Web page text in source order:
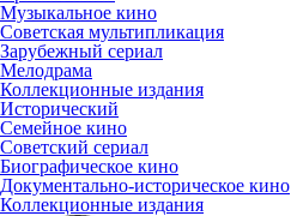
Музыкальное кино
Советская мультипликация
Зарубежный сериал
Мелодрама
Коллекционные издания
Исторический
Семейное кино
Советский сериал
Биографическое кино
Документально-историческое кино
Коллекционные издания